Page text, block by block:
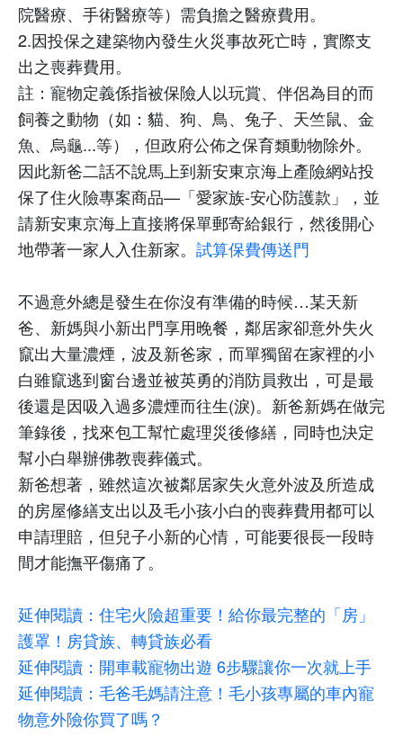
院醫療、手術醫療等）需負擔之醫療費用。
2.因投保之建築物內發生火災事故死亡時，實際支
出之喪葬費用。
註： 寵物定義係指被保險人以玩賞、伴侶為目的而
飼養之動物（如：貓、狗、鳥、兔子、天竺鼠、金
魚、烏龜...等），但政府公佈之保育類動物除外。
因此新爸二話不說馬上到新安東京海上產險網站投
保了住火險專案商品—「愛家族-安心防護款」，並
請新安東京海上直接將保單郵寄給銀行，然後開心
地帶著一家人入住新家。 試算保費傳送門
不過意外總是發生在你沒有準備的時候…某天新
爸、新媽與小新出門享用晚餐，鄰居家卻意外失火
竄出大量濃煙，波及新爸家，而單獨留在家裡的小
白雖竄逃到窗台邊並被英勇的消防員救出，可是最
後還是因吸入過多濃煙而往生(淚)。新爸新媽在做完
筆錄後，找來包工幫忙處理災後修繕，同時也決定
幫小白舉辦佛教喪葬儀式。
新爸想著，雖然這次被鄰居家失火意外波及所造成
的房屋修繕支出以及毛小孩小白的喪葬費用都可以
申請理賠，但兒子小新的心情，可能要很長一段時
間才能撫平傷痛了。
延伸閱讀：住宅火險超重要！給你最完整的「房」
護罩！房貸族、轉貸族必看
延伸閱讀：開車載寵物出遊 6步驟讓你一次就上手
延伸閱讀：毛爸毛媽請注意！毛小孩專屬的車內寵
物意外險你買了嗎？